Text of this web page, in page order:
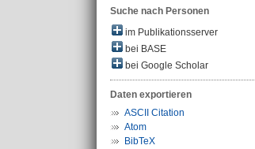
Suche nach Personen
im Publikationsserver
bei BASE
bei Google Scholar
Daten exportieren
ASCII Citation
Atom
BibTeX